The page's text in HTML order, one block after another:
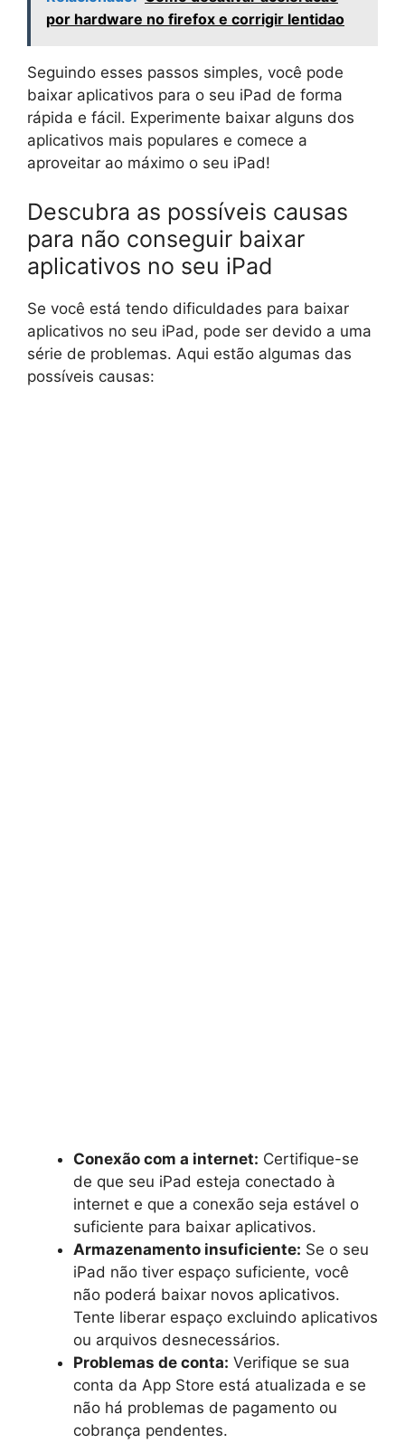
por hardware no firefox e corrigir lentidao
Seguindo esses passos simples, você pode
baixar aplicativos para o seu iPad de forma
rápida e fácil. Experimente baixar alguns dos
aplicativos mais populares e comece a
aproveitar ao máximo o seu iPad!
Descubra as possíveis causas
para não conseguir baixar
aplicativos no seu iPad
Se você está tendo dificuldades para baixar
aplicativos no seu iPad, pode ser devido a uma
série de problemas. Aqui estão algumas das
possíveis causas:
Conexão com a internet: Certifique-se
de que seu iPad esteja conectado à
internet e que a conexão seja estável o
suficiente para baixar aplicativos.
Armazenamento insuficiente: Se o seu
iPad não tiver espaço suficiente, você
não poderá baixar novos aplicativos.
Tente liberar espaço excluindo aplicativos
ou arquivos desnecessários.
Problemas de conta: Verifique se sua
conta da App Store está atualizada e se
não há problemas de pagamento ou
cobrança pendentes.